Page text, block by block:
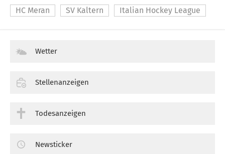
HC Meran
SV Kaltern Italian Hockey League
Wetter
Stellenanzeigen
Todesanzeigen
Newsticker